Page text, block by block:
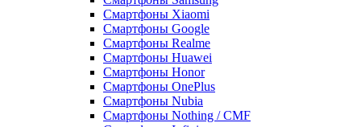
Смартфоны Xiaomi
Смартфоны Google
Смартфоны Realme
Смартфоны Huawei
Смартфоны Honor
Смартфоны OnePlus
Смартфоны Nubia
Смартфоны Nothing / CMF